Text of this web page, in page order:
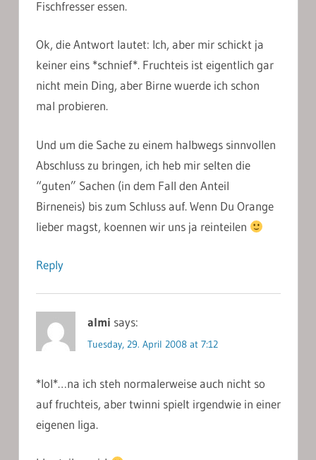
Fischfresser essen.
Ok, die Antwort lautet: Ich, aber mir schickt ja
keiner eins *schnief*. Fruchteis ist eigentlich gar
nicht mein Ding, aber Birne wuerde ich schon
mal probieren.
Und um die Sache zu einem halbwegs sinnvollen
Abschluss zu bringen, ich heb mir selten die
“guten” Sachen (in dem Fall den Anteil
Birneneis) bis zum Schluss auf. Wenn Du Orange
lieber magst, koennen wir uns ja reinteilen
Reply
almi says:
Tuesday, 29. April 2008 at 7:12
*lol*…na ich steh normalerweise auch nicht so
auf fruchteis, aber twinni spielt irgendwie in einer
eigenen liga.